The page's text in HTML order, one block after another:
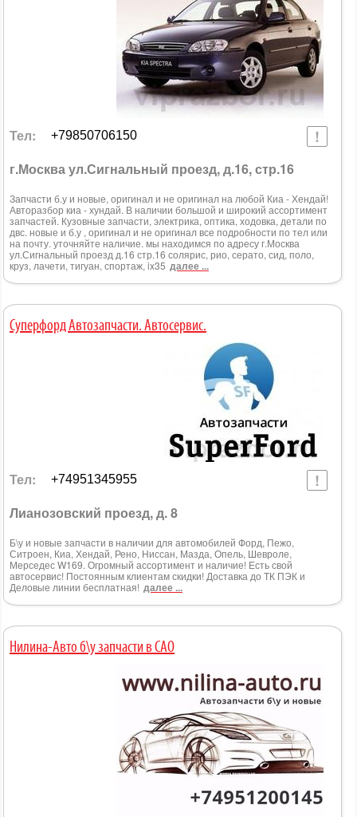
Тел: +79850706150
г.Москва ул.Сигнальный проезд, д.16, стр.16
Запчасти б.у и новые, оригинал и не оригинал на любой Киа - Хендай!
Авторазбор киа - хундай. В наличии большой и широкий ассортимент
запчастей. Кузовные запчасти, электрика, оптика, ходовка, детали по
двс. новые и б.у , оригинал и не оригинал все подробности по тел или
на почту. уточняйте наличие. мы находимся по адресу г.Москва
ул.Сигнальный проезд д.16 стр.16 солярис, рио, серато, сид, поло,
круз, лачети, тигуан, спортаж, ix35 далее ...
Суперфорд Автозапчасти. Автосервис.
Тел: +74951345955
Лианозовский проезд, д. 8
Б\у и новые запчасти в наличии для автомобилей Форд, Пежо,
Ситроен, Киа, Хендай, Рено, Ниссан, Мазда, Опель, Шевроле,
Мерседес W169. Огромный ассортимент и наличие! Есть свой
автосервис! Постоянным клиентам скидки! Доставка до ТК ПЭК и
Деловые линии бесплатная! далее ...
Нилина-Авто б\у запчасти в САО